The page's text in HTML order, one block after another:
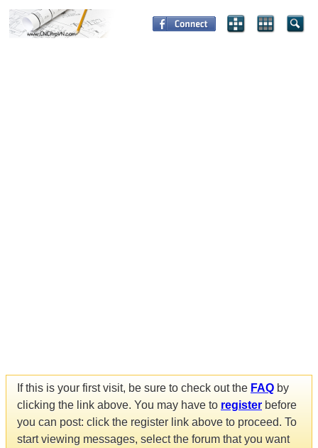
If this is your first visit, be sure to check out the FAQ by
clicking the link above. You may have to register before
you can post: click the register link above to proceed. To
start viewing messages, select the forum that you want